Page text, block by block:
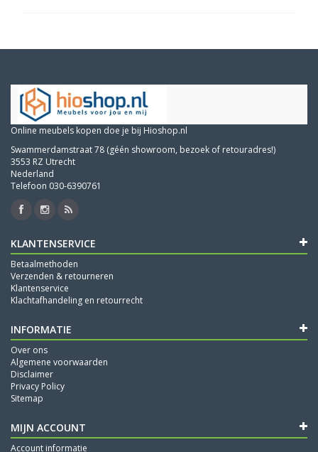
Online meubels kopen doe je bij Hioshop.nl
Swammerdamstraat 78 (géén showroom, bezoek of retouradres!)
3553 RZ Utrecht
Nederland
Telefoon 030-6390761
KLANTENSERVICE
Betaalmethoden
Verzenden & retourneren
Klantenservice
Klachtafhandeling en retourrecht
INFORMATIE
Over ons
Algemene voorwaarden
Disclaimer
Privacy Policy
Sitemap
MIJN ACCOUNT
Account informatie